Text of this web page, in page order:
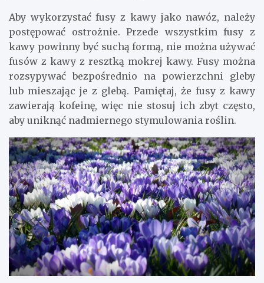
Aby wykorzystać fusy z kawy jako nawóz, należy
postępować ostrożnie. Przede wszystkim fusy z
kawy powinny być suchą formą, nie można używać
fusów z kawy z resztką mokrej kawy. Fusy można
rozsypywać bezpośrednio na powierzchni gleby
lub mieszając je z glebą. Pamiętaj, że fusy z kawy
zawierają kofeinę, więc nie stosuj ich zbyt często,
aby uniknąć nadmiernego stymulowania roślin.